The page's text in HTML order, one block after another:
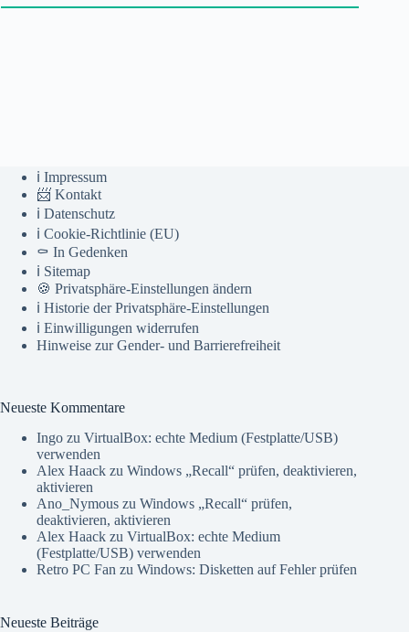
ℹ️ Impressum
📨 Kontakt
ℹ️ Datenschutz
ℹ️ Cookie-Richtlinie (EU)
⚰️ In Gedenken
ℹ️ Sitemap
🍪 Privatsphäre-Einstellungen ändern
ℹ️ Historie der Privatsphäre-Einstellungen
ℹ️ Einwilligungen widerrufen
Hinweise zur Gender- und Barrierefreiheit
Neueste Kommentare
Ingo zu VirtualBox: echte Medium (Festplatte/USB)
verwenden
Alex Haack zu Windows „Recall“ prüfen, deaktivieren,
aktivieren
Ano_Nymous zu Windows „Recall“ prüfen,
deaktivieren, aktivieren
Alex Haack zu VirtualBox: echte Medium
(Festplatte/USB) verwenden
Retro PC Fan zu Windows: Disketten auf Fehler prüfen
Neueste Beiträge